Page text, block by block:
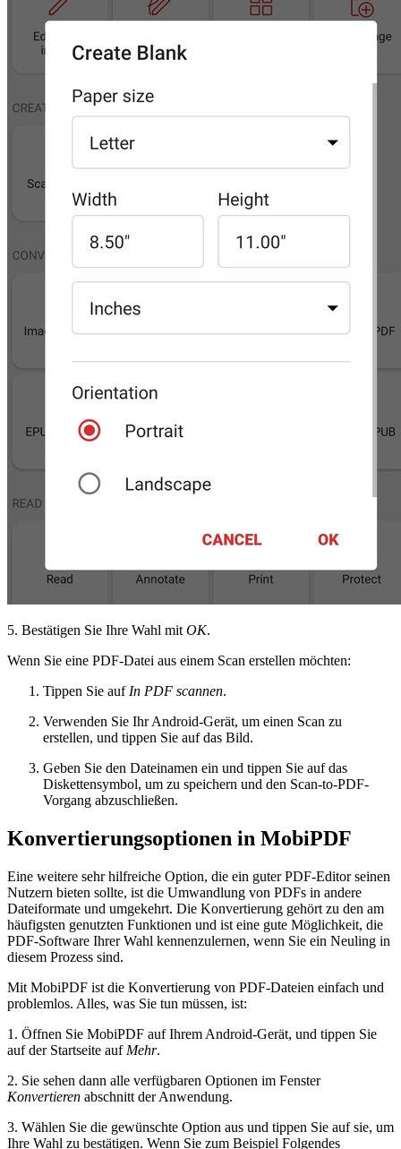
5. Bestätigen Sie Ihre Wahl mit OK.
Wenn Sie eine PDF-Datei aus einem Scan erstellen möchten:
Tippen Sie auf In PDF scannen.
Verwenden Sie Ihr Android-Gerät, um einen Scan zu
erstellen, und tippen Sie auf das Bild.
Geben Sie den Dateinamen ein und tippen Sie auf das
Diskettensymbol, um zu speichern und den Scan-to-PDF-
Vorgang abzuschließen.
Konvertierungsoptionen in MobiPDF
Eine weitere sehr hilfreiche Option, die ein guter PDF-Editor seinen
Nutzern bieten sollte, ist die Umwandlung von PDFs in andere
Dateiformate und umgekehrt. Die Konvertierung gehört zu den am
häufigsten genutzten Funktionen und ist eine gute Möglichkeit, die
PDF-Software Ihrer Wahl kennenzulernen, wenn Sie ein Neuling in
diesem Prozess sind.
Mit MobiPDF ist die Konvertierung von PDF-Dateien einfach und
problemlos. Alles, was Sie tun müssen, ist:
1. Öffnen Sie MobiPDF auf Ihrem Android-Gerät, und tippen Sie
auf der Startseite auf Mehr.
2. Sie sehen dann alle verfügbaren Optionen im Fenster
Konvertieren abschnitt der Anwendung.
3. Wählen Sie die gewünschte Option aus und tippen Sie auf sie, um
Ihre Wahl zu bestätigen. Wenn Sie zum Beispiel Folgendes